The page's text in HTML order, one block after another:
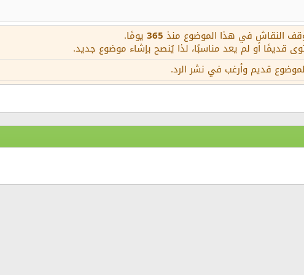
عنوان 3
النقاش في هذا الموضوع منذ 365 يومًا.
قديمًا أو لم يعد مناسبًا، لذا يُنصح بإشاء موضوع جديد.
قديم وأرغب في نشر الرد.